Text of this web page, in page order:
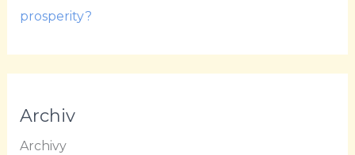
prosperity?
Archiv
Archivy